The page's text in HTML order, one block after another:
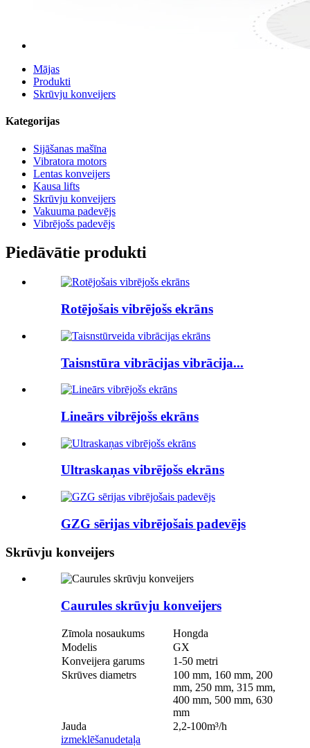
Mājas
Produkti
Skrūvju konveijers
Kategorijas
Sijāšanas mašīna
Vibratora motors
Lentas konveijers
Kausa lifts
Skrūvju konveijers
Vakuuma padevējs
Vibrējošs padevējs
Piedāvātie produkti
Rotējošais vibrējošs ekrāns
Taisnstūra vibrācijas vibrācija...
Lineārs vibrējošs ekrāns
Ultraskaņas vibrējošs ekrāns
GZG sērijas vibrējošais padevējs
Skrūvju konveijers
Caurules skrūvju konveijers
Zīmola nosaukums
Hongda
Modelis
GX
Konveijera garums
1-50 metri
Skrūves diametrs
100 mm, 160 mm, 200
mm, 250 mm, 315 mm,
400 mm, 500 mm, 630
mm
Jauda
2,2-100m³/h
izmeklēšanudetaļa